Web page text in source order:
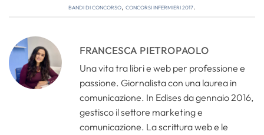
bandi di concorso, concorsi infermieri 2017.
FRANCESCA PIETROPAOLO
Una vita tra libri e web per professione e
passione. Giornalista con una laurea in
comunicazione. In Edises da gennaio 2016,
gestisco il settore marketing e
comunicazione. La scrittura web e le